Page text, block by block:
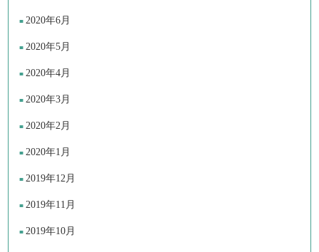
2020年6月
2020年5月
2020年4月
2020年3月
2020年2月
2020年1月
2019年12月
2019年11月
2019年10月